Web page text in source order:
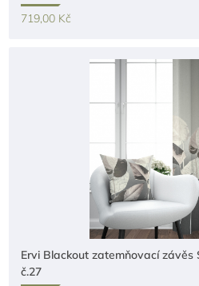
719,00 Kč
Ervi Blackout zatemňovací
č.27